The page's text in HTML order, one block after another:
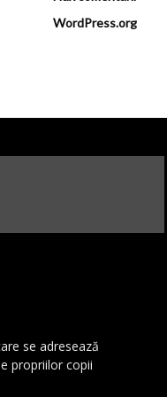
WordPress.org
se adresează
propriilor copii